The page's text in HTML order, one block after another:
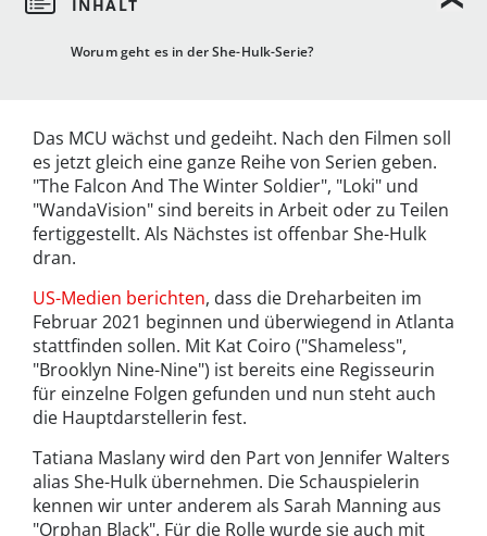
Worum geht es in der She-Hulk-Serie?
Das MCU wächst und gedeiht. Nach den Filmen soll
es jetzt gleich eine ganze Reihe von Serien geben.
"The Falcon And The Winter Soldier", "Loki" und
"WandaVision" sind bereits in Arbeit oder zu Teilen
fertiggestellt. Als Nächstes ist offenbar She-Hulk
dran.
US-Medien berichten, dass die Dreharbeiten im
Februar 2021 beginnen und überwiegend in Atlanta
stattfinden sollen. Mit Kat Coiro ("Shameless",
"Brooklyn Nine-Nine") ist bereits eine Regisseurin
für einzelne Folgen gefunden und nun steht auch
die Hauptdarstellerin fest.
Tatiana Maslany wird den Part von Jennifer Walters
alias She-Hulk übernehmen. Die Schauspielerin
kennen wir unter anderem als Sarah Manning aus
"Orphan Black". Für die Rolle wurde sie auch mit